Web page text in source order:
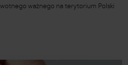
ważnego na terytorium Polski